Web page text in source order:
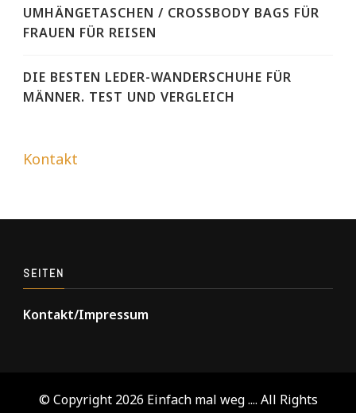
UMHÄNGETASCHEN / CROSSBODY BAGS FÜR
FRAUEN FÜR REISEN
DIE BESTEN LEDER-WANDERSCHUHE FÜR
MÄNNER. TEST UND VERGLEICH
Kontakt
SEITEN
Kontakt/Impressum
© Copyright 2026 Einfach mal weg .... All Rights